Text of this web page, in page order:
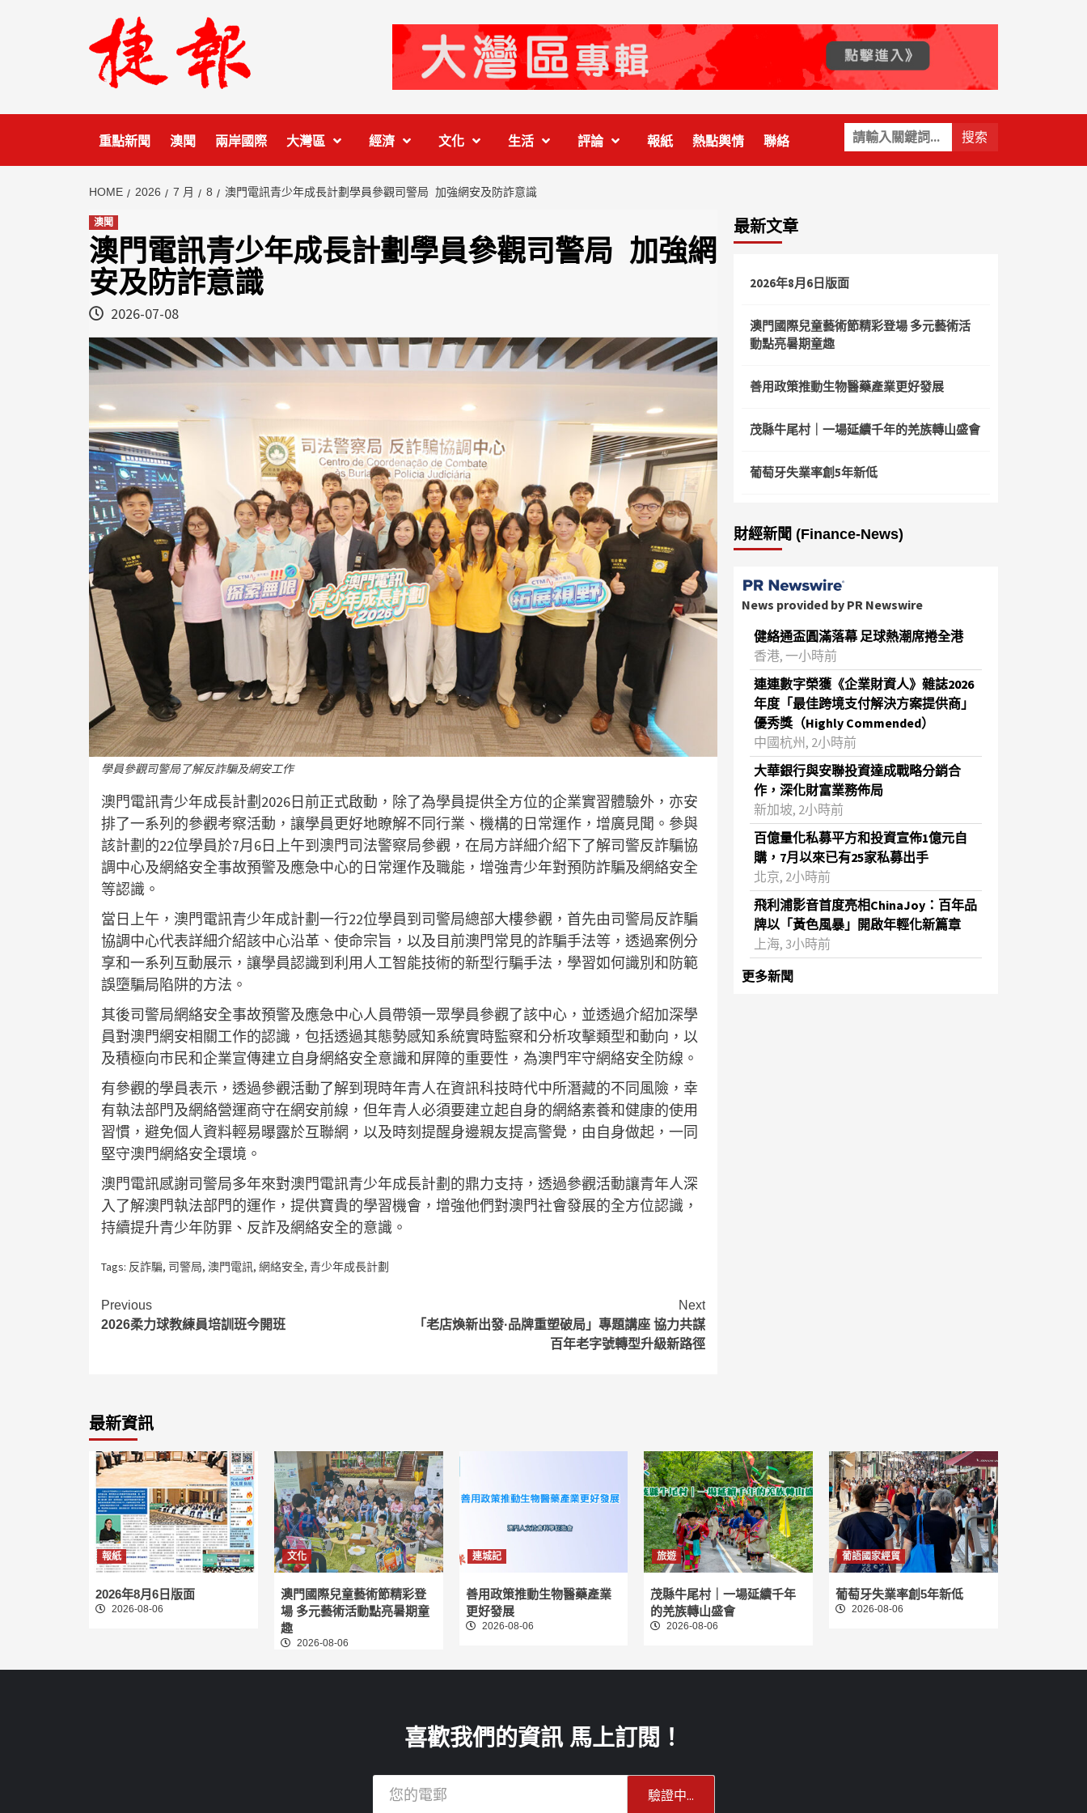
關
鍵
字:
重點新聞 澳聞 兩岸國際 大灣區 經濟 文化 生活 評論 報紙 熱點輿情 聯絡
HOME 2026 7 月 8 澳門電訊青少年成長計劃學員參觀司警局 加強網安及防詐意識
澳聞
澳門電訊青少年成長計劃學員參觀司警局 加強網
安及防詐意識
2026-07-08
學員參觀司警局了解反詐騙及網安工作
澳門電訊青少年成長計劃2026日前正式啟動，除了為學員提供全方位的企業實習體驗外，亦安
排了一系列的參觀考察活動，讓學員更好地瞭解不同行業、機構的日常運作，增廣見聞。參與
該計劃的22位學員於7月6日上午到澳門司法警察局參觀，在局方詳細介紹下了解司警反詐騙協
調中心及網絡安全事故預警及應急中心的日常運作及職能，增強青少年對預防詐騙及網絡安全
等認識。
當日上午，澳門電訊青少年成計劃一行22位學員到司警局總部大樓參觀，首先由司警局反詐騙
協調中心代表詳細介紹該中心沿革、使命宗旨，以及目前澳門常見的詐騙手法等，透過案例分
享和一系列互動展示，讓學員認識到利用人工智能技術的新型行騙手法，學習如何識別和防範
誤墮騙局陷阱的方法。
其後司警局網絡安全事故預警及應急中心人員帶領一眾學員參觀了該中心，並透過介紹加深學
員對澳門網安相關工作的認識，包括透過其態勢感知系統實時監察和分析攻擊類型和動向，以
及積極向市民和企業宣傳建立自身網絡安全意識和屏障的重要性，為澳門牢守網絡安全防線。
有參觀的學員表示，透過參觀活動了解到現時年青人在資訊科技時代中所潛藏的不同風險，幸
有執法部門及網絡營運商守在網安前線，但年青人必須要建立起自身的網絡素養和健康的使用
習慣，避免個人資料輕易曝露於互聯網，以及時刻提醒身邊親友提高警覺，由自身做起，一同
堅守澳門網絡安全環境。
澳門電訊感謝司警局多年來對澳門電訊青少年成長計劃的鼎力支持，透過參觀活動讓青年人深
入了解澳門執法部門的運作，提供寶貴的學習機會，增強他們對澳門社會發展的全方位認識，
持續提升青少年防罪、反詐及網絡安全的意識。
Tags: 反詐騙, 司警局, 澳門電訊, 網絡安全, 青少年成長計劃
Continue
Reading
Previous
2026柔力球教練員培訓班今開班
Next
「老店煥新出發·品牌重塑破局」專題講座 協力共謀
百年老字號轉型升級新路徑
最新文章
2026年8月6日版面
澳門國際兒童藝術節精彩登場 多元藝術活
動點亮暑期童趣
善用政策推動生物醫藥產業更好發展
茂縣牛尾村｜一場延續千年的羌族轉山盛會
葡萄牙失業率創5年新低
財經新聞 (Finance-News)
News provided by PR Newswire
健絡通盃圓滿落幕 足球熱潮席捲全港
香港, 一小時前
連連數字榮獲《企業財資人》雜誌2026
年度「最佳跨境支付解決方案提供商」
優秀獎（Highly Commended）
中國杭州, 2小時前
大華銀行與安聯投資達成戰略分銷合
作，深化財富業務佈局
新加坡, 2小時前
百億量化私募平方和投資宣佈1億元自
購，7月以來已有25家私募出手
北京, 2小時前
飛利浦影音首度亮相ChinaJoy：百年品
牌以「黃色風暴」開啟年輕化新篇章
上海, 3小時前
更多新聞
最新資訊
報紙
2026年8月6日版面
2026-08-06
文化
澳門國際兒童藝術節精彩登
場 多元藝術活動點亮暑期童
趣
2026-08-06
連城記
善用政策推動生物醫藥產業
更好發展
2026-08-06
旅遊
茂縣牛尾村｜一場延續千年
的羌族轉山盛會
2026-08-06
葡語國家經貿
葡萄牙失業率創5年新低
2026-08-06
喜歡我們的資訊 馬上訂閱！